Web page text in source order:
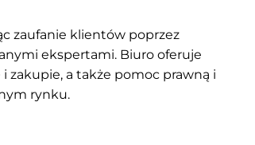
zaufanie klientów poprzez
ekspertami. Biuro oferuje
zakupie, a także pomoc prawną i
rynku.